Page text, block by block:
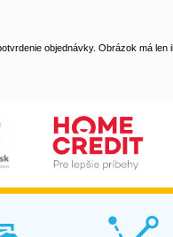
objednávky. Obrázok má len